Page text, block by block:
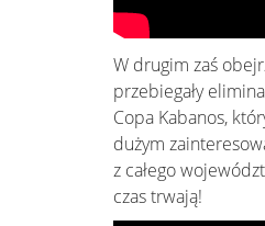
W drugim zaś
przebiegały
Copa Kabanos,
dużym
z całego
czas trwają!